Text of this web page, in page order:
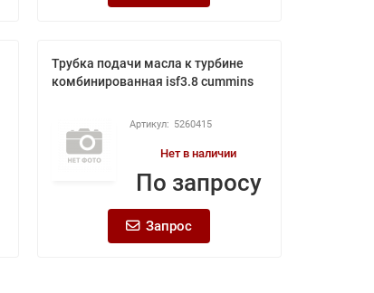
Трубка подачи масла к турбине
комбинированная isf3.8 cummins
5260415
Нет в наличии
По запросу
Запрос